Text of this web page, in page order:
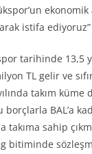
istifa
tarihinde 13,5
TL gelir ve
takım
borçlarla
takıma sahip
bitiminde